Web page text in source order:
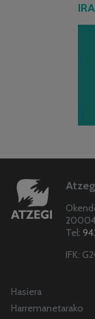
Tel:
IFK:
Hasiera
Harremanetarako